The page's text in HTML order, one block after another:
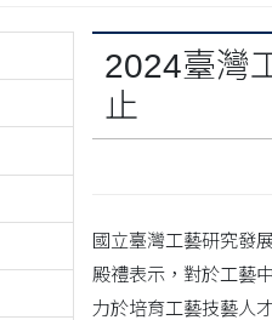
2024臺灣
止
國立臺灣工藝研究發
殿禮表示，對於工藝
力於培育工藝技藝人